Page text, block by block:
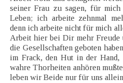
seiner Frau zu sagen, für
Leben; ich arbeite zehnmal
denn ich arbeite nicht für mich
Arbeit hier bei Dir mehr Freude
die Gesellschaften geboten
im Frack, den Hut in der Hand,
wahre Thorheiten anhören
leben wir Beide nur für uns